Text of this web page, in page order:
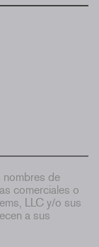
nombres de
comerciales o
LLC y/o sus
a sus